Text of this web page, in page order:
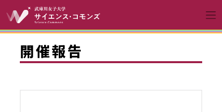
コンテンツへスキップ
メインナビゲーションへ
開催報告